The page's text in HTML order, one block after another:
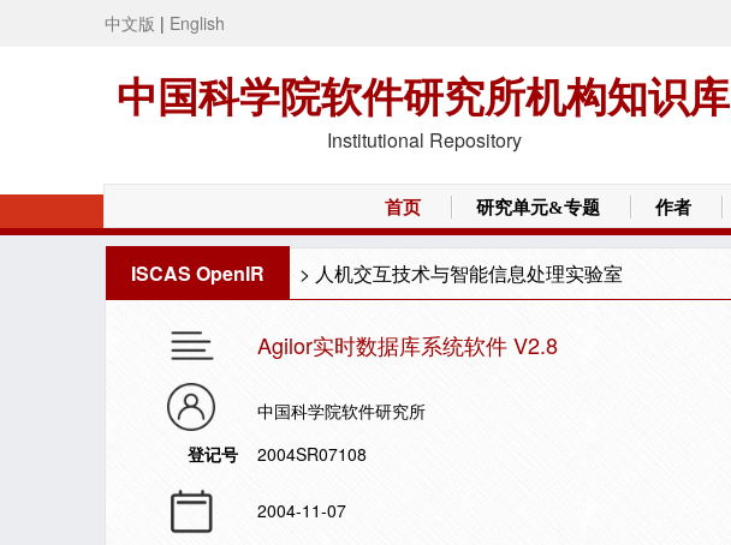
中文版 | English
中国科学院软件研究所机构知识库
Institutional Repository
首页 研究单元&专题 作者
ISCAS OpenIR > 人机交互技术与智能信息处理实验室
Agilor实时数据库系统软件 V2.8
中国科学院软件研究所
登记号
2004SR07108
2004-11-07